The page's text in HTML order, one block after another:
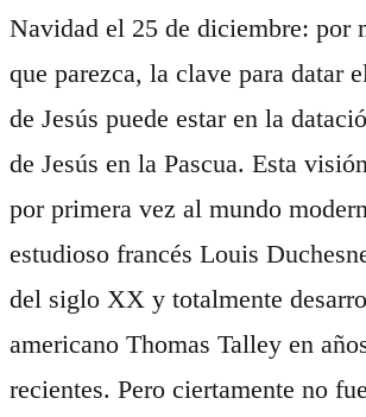
Navidad el 25 de diciembre: por
que parezca, la clave para datar
de Jesús puede estar en la
de Jesús en la Pascua. Esta
por primera vez al mundo
estudioso francés Louis
del siglo XX y totalmente
americano Thomas Talley en
recientes. Pero ciertamente no